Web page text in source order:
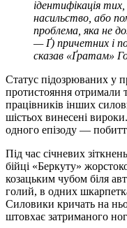
ідентифікація
насильство, або
проблема, яка не
— Ґ) причетних і
сказав «Ґратам»
Статус підозрюваних у
протистояння отримали
працівників інших
шістьох винесені
одного епізоду —
Під час січневих
бійці «Беркуту»
козацьким чубом біля
голий, в одних
Силовики кричать на
штовхає затриманого